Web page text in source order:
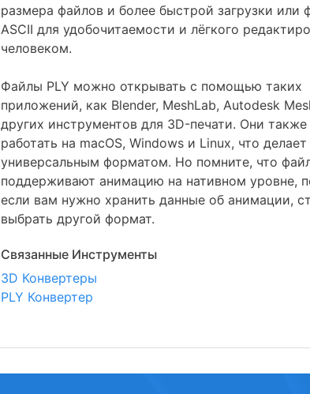
размера файлов и более быстрой загрузки или
ASCII для удобочитаемости и лёгкого
человеком.
Файлы PLY можно открывать с помощью таких
приложений, как Blender, MeshLab, Autodesk
других инструментов для 3D-печати. Они также
работать на macOS, Windows и Linux, что делает
универсальным форматом. Но помните, что
поддерживают анимацию на нативном уровне,
если вам нужно хранить данные об анимации,
выбрать другой формат.
Связанные Инструменты
3D Конвертеры
PLY Конвертер